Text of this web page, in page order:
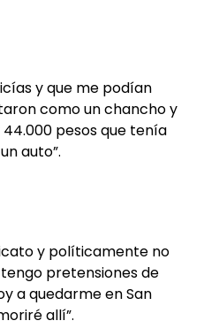
y que me podían
como un chancho y
pesos que tenía
auto”.
y políticamente no
pretensiones de
a quedarme en San
allí”.